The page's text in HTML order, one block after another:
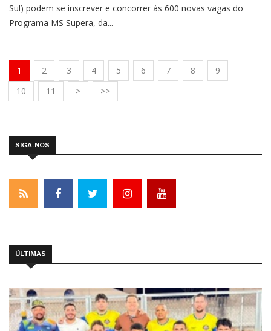
Sul) podem se inscrever e concorrer às 600 novas vagas do
Programa MS Supera, da...
1 2 3 4 5 6 7 8
9
10
11 > >>
SIGA-NOS
ÚLTIMAS